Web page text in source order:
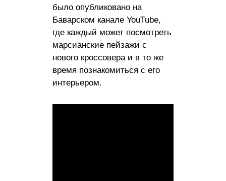
было опубликовано на
Баварском канале YouTube,
где каждый может посмотреть
марсианские пейзажи с
нового кроссовера и в то же
время познакомиться с его
интерьером.